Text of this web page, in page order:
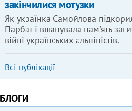
закінчилися мотузки
Як українка Самойлова
Парбат і вшанувала пам'ять
війні українських альпіністів.
Всі публікації
БЛОГИ